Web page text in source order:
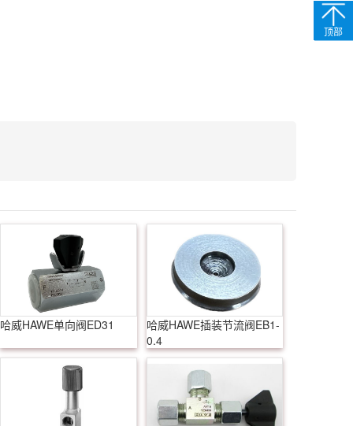
哈威HAWE单向阀ED31
哈威HAWE插装节流阀EB1-
0.4
顶部